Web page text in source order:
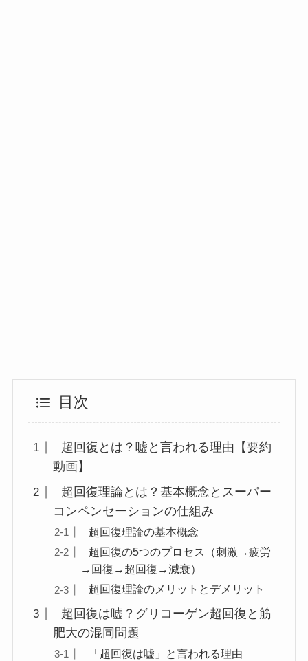
目次
超回復とは？嘘と言われる理由【要約
動画】
超回復理論とは？基本概念とスーパー
コンペンセーションの仕組み
超回復理論の基本概念
超回復の5つのプロセス（刺激→疲労
→回復→超回復→減衰）
超回復理論のメリットとデメリット
超回復は嘘？グリコーゲン超回復と筋
肥大の混同問題
「超回復は嘘」と言われる理由